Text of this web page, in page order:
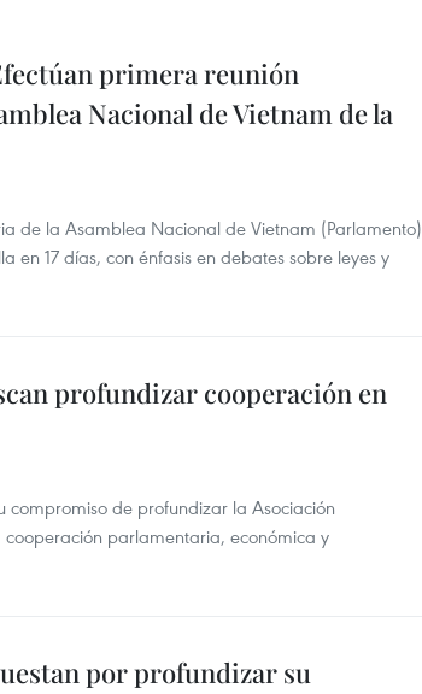
primera reunión
Nacional de Vietnam de la
de la Asamblea Nacional de Vietnam (Parlamento)
en 17 días, con énfasis en debates sobre leyes y
profundizar cooperación en
compromiso de profundizar la Asociación
parlamentaria, económica y
por profundizar su